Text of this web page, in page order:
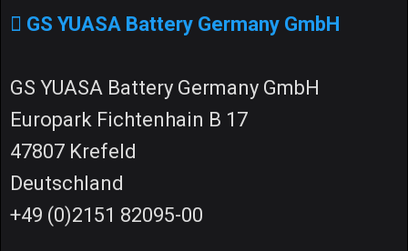
GS YUASA Battery Germany GmbH
GS YUASA Battery Germany GmbH
Europark Fichtenhain B 17
47807 Krefeld
Deutschland
+49 (0)2151 82095-00